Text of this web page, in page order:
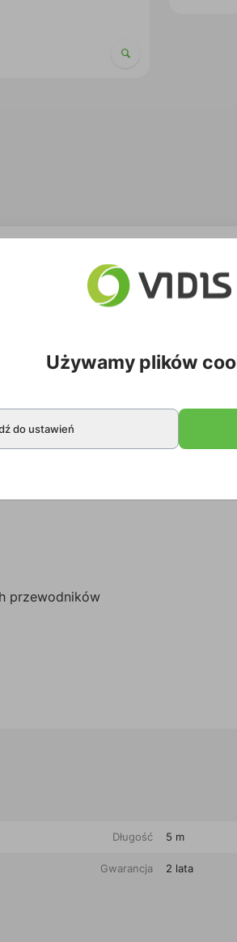
zgodna z normą RG58. Ten typ
radiowego.
przewodników
Długość 5 m
Gwarancja 2 lata
Używamy plików
do ustawień